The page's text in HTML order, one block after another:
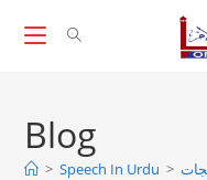
Blog
> Speech In Urdu >